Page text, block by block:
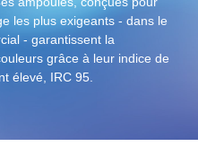
les plus exigeants - dans le
- garantissent la
grâce à leur indice de
élevé, IRC 95.